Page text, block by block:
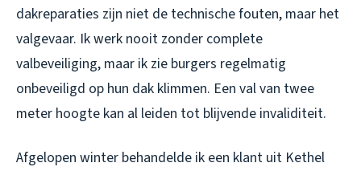
dakreparaties zijn niet de technische fouten, maar het
valgevaar. Ik werk nooit zonder complete
valbeveiliging, maar ik zie burgers regelmatig
onbeveiligd op hun dak klimmen. Een val van twee
meter hoogte kan al leiden tot blijvende invaliditeit.
Afgelopen winter behandelde ik een klant uit Kethel